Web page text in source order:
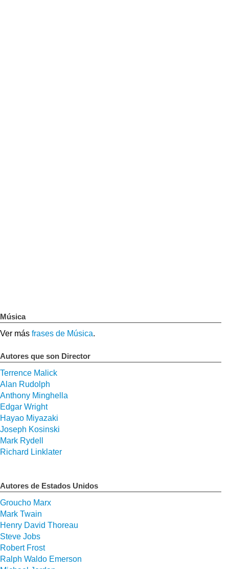
Música
Ver más frases de Música.
Autores que son Director
Terrence Malick
Alan Rudolph
Anthony Minghella
Edgar Wright
Hayao Miyazaki
Joseph Kosinski
Mark Rydell
Richard Linklater
Autores de Estados Unidos
Groucho Marx
Mark Twain
Henry David Thoreau
Steve Jobs
Robert Frost
Ralph Waldo Emerson